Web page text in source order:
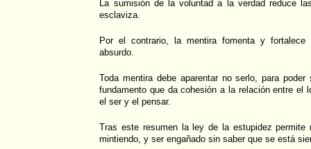
La sumisión de la voluntad a la verdad reduce
esclaviza.
Por el contrario, la mentira fomenta y
absurdo.
Toda mentira debe aparentar no serlo, para
fundamento que da cohesión a la relación entre el
el ser y el pensar.
Tras este resumen la ley de la estupidez
mintiendo, y ser engañado sin saber que se está